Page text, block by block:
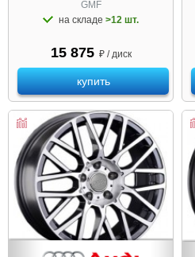
GMF
на складе >12 шт.
15 875 ₽ / диск
купить